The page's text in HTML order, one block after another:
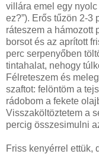
villára emel egy nyolc
ez?”). Erős tűzön 2-3
ráteszem a hámozott
borsot és az aprított
perc serpenyőben
tintahalat, nehogy
Félreteszem és
szaftot: felöntöm a
rádobom a fekete
Visszaköltöztetem a
percig összesimulni
Friss kenyérrel ettük,